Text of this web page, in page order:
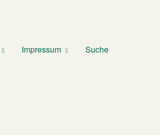
Impressum Suche